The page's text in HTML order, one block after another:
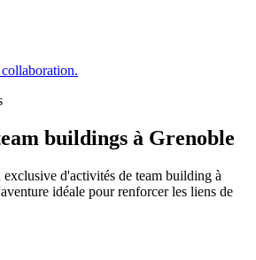
buildings à Grenoble
d'activités de team building à
idéale pour renforcer les liens de